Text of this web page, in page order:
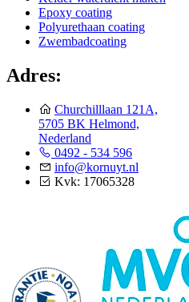
Epoxy coating
Polyurethaan coating
Zwembadcoating
Adres:
Churchilllaan 121A,
5705 BK Helmond,
Nederland
0492 - 534 596
info@kornuyt.nl
Kvk: 17065328